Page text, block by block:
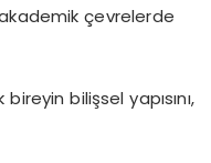
çevrelerde
bilişsel yapısını,